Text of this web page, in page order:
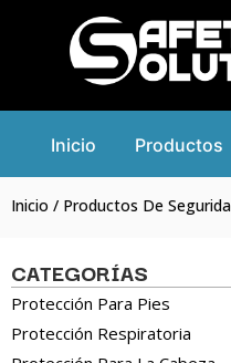
Inicio Productos
Inicio / Productos De
CATEGORÍAS
Protección Para Pies
Protección Respiratoria